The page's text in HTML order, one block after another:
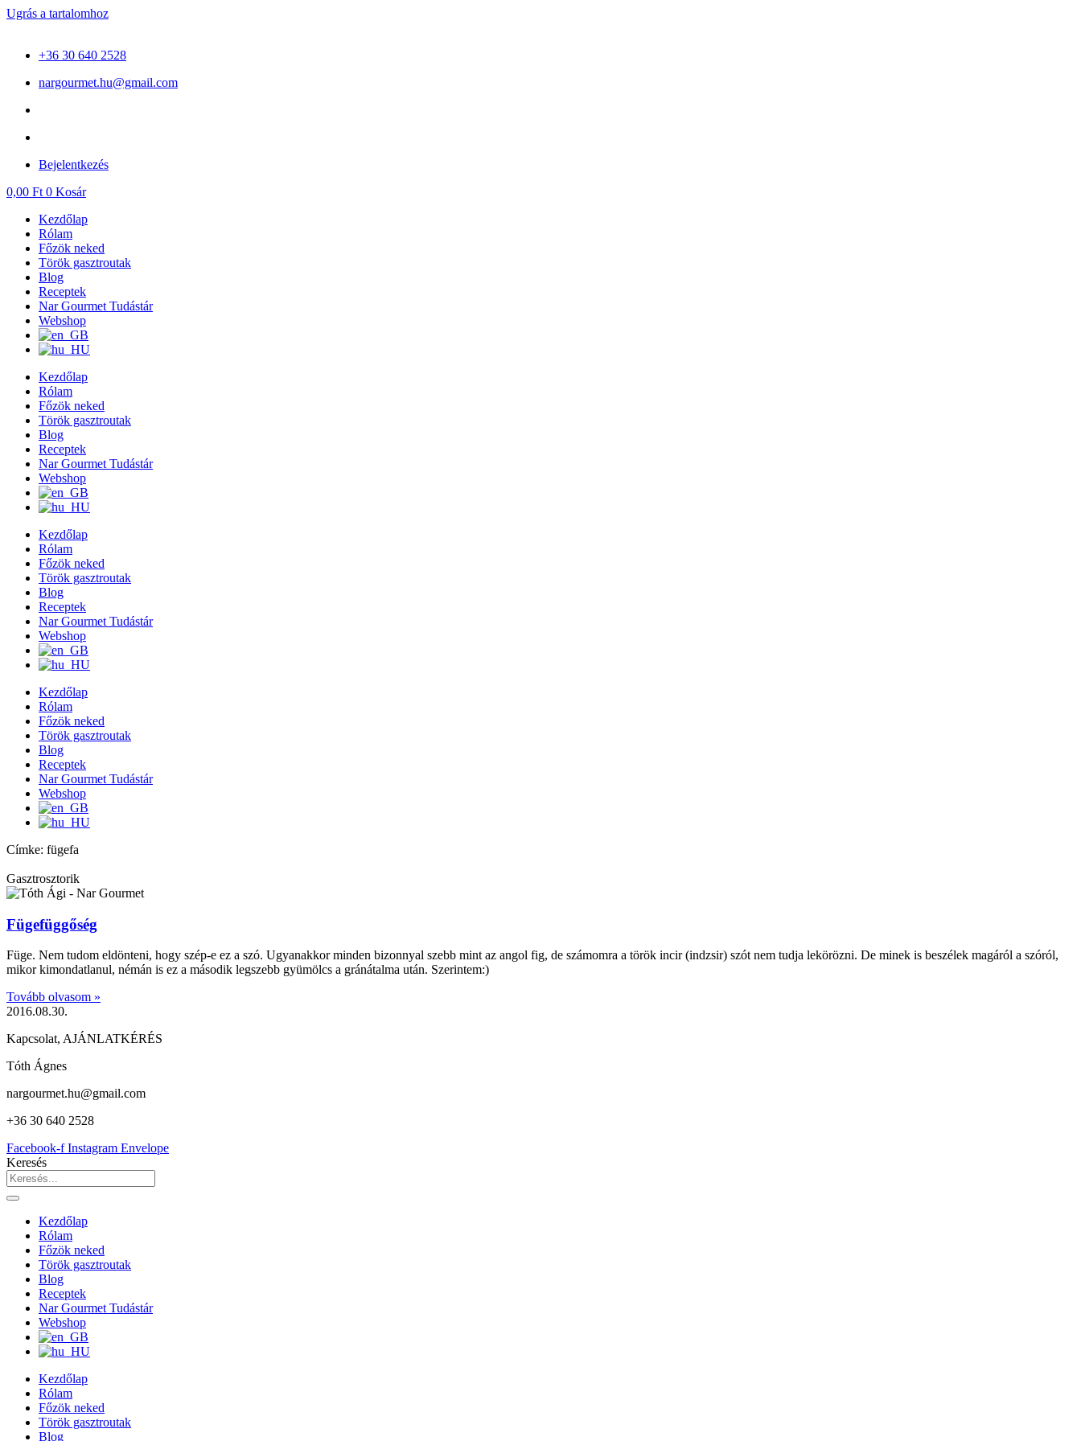
Ugrás a tartalomhoz
+36 30 640 2528
nargourmet.hu@gmail.com
Bejelentkezés
0,00 Ft 0 Kosár
Kezdőlap
Rólam
Főzök neked
Török gasztroutak
Blog
Receptek
Nar Gourmet Tudástár
Webshop
Kezdőlap
Rólam
Főzök neked
Török gasztroutak
Blog
Receptek
Nar Gourmet Tudástár
Webshop
Kezdőlap
Rólam
Főzök neked
Török gasztroutak
Blog
Receptek
Nar Gourmet Tudástár
Webshop
Kezdőlap
Rólam
Főzök neked
Török gasztroutak
Blog
Receptek
Nar Gourmet Tudástár
Webshop
Címke: fügefa
Gasztrosztorik
Fügefüggőség
Füge. Nem tudom eldönteni, hogy szép-e ez a szó. Ugyanakkor minden bizonnyal szebb mint az angol fig, de számomra a török incir (indzsir) szót nem tudja lekörözni. De minek is beszélek magáról a szóról,
mikor kimondatlanul, némán is ez a második legszebb gyümölcs a gránátalma után. Szerintem:)
Tovább olvasom »
2016.08.30.
Kapcsolat, AJÁNLATKÉRÉS
Tóth Ágnes
nargourmet.hu@gmail.com
+36 30 640 2528
Facebook-f Instagram Envelope
Keresés
Kezdőlap
Rólam
Főzök neked
Török gasztroutak
Blog
Receptek
Nar Gourmet Tudástár
Webshop
Kezdőlap
Rólam
Főzök neked
Török gasztroutak
Blog